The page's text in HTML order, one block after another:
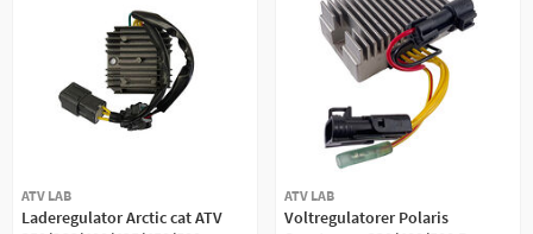
ATV LAB
Laderegulator Arctic cat ATV
ATV LAB
Voltregulatorer Polaris